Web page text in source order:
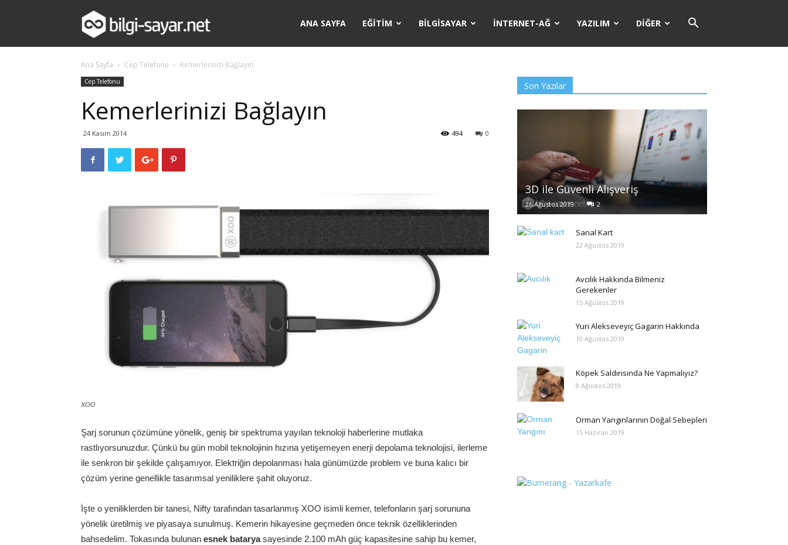
sayar.net
ANA SAYFA EĞITIM BILGISAYAR İNTERNET-AĞ YAZILIM DIĞER
Ana Sayfa Cep Telefonu Kemerlerinizi Bağlayın
Cep Telefonu
Kemerlerinizi Bağlayın
24 Kasım 2014 0
494
XOO
Şarj sorunun çözümüne yönelik, geniş bir spektruma yayılan teknoloji haberlerine mutlaka
rastlıyorsunuzdur. Çünkü bu gün mobil teknolojinin hızına yetişemeyen enerji depolama teknolojisi, ilerleme
ile senkron bir şekilde çalışamıyor. Elektriğin depolanması hala günümüzde problem ve buna kalıcı bir
çözüm yerine genellikle tasarımsal yeniliklere şahit oluyoruz.
İşte o yeniliklerden bir tanesi, Nifty tarafından tasarlanmış XOO isimli kemer, telefonların şarj sorununa
yönelik üretilmiş ve piyasaya sunulmuş. Kemerin hikayesine geçmeden önce teknik özelliklerinden
bahsedelim. Tokasında bulunan esnek bataryasayesinde 2.100 mAh güç kapasitesine sahip bu kemer,
Son Yazılar
3D ile Güvenli Alışveriş
26 Ağustos 2019 2
Sanal Kart
22 Ağustos 2019
Avcılık Hakkında Bilmeniz
Gerekenler
15 Ağustos 2019
Yuri Alekseveyiç Gagarin Hakkında
10 Ağustos 2019
Köpek Saldırısında Ne Yapmalıyız?
8 Ağustos 2019
Orman Yangınlarının Doğal Sebepleri
15 Haziran 2019